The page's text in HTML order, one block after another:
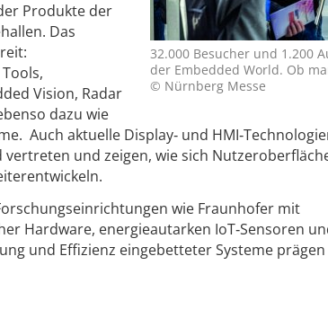
32.000 Besucher und 1.200
der Embedded World. Ob
© Nürnberg Messe
Produkte der
Das
Vision, Radar
dazu wie
Auch aktuelle Display‑ und
vertreten und zeigen, wie sich
wie Fraunhofer mit
Hardware, energieautarken IoT‑Sensoren
und Effizienz eingebetteter Systeme